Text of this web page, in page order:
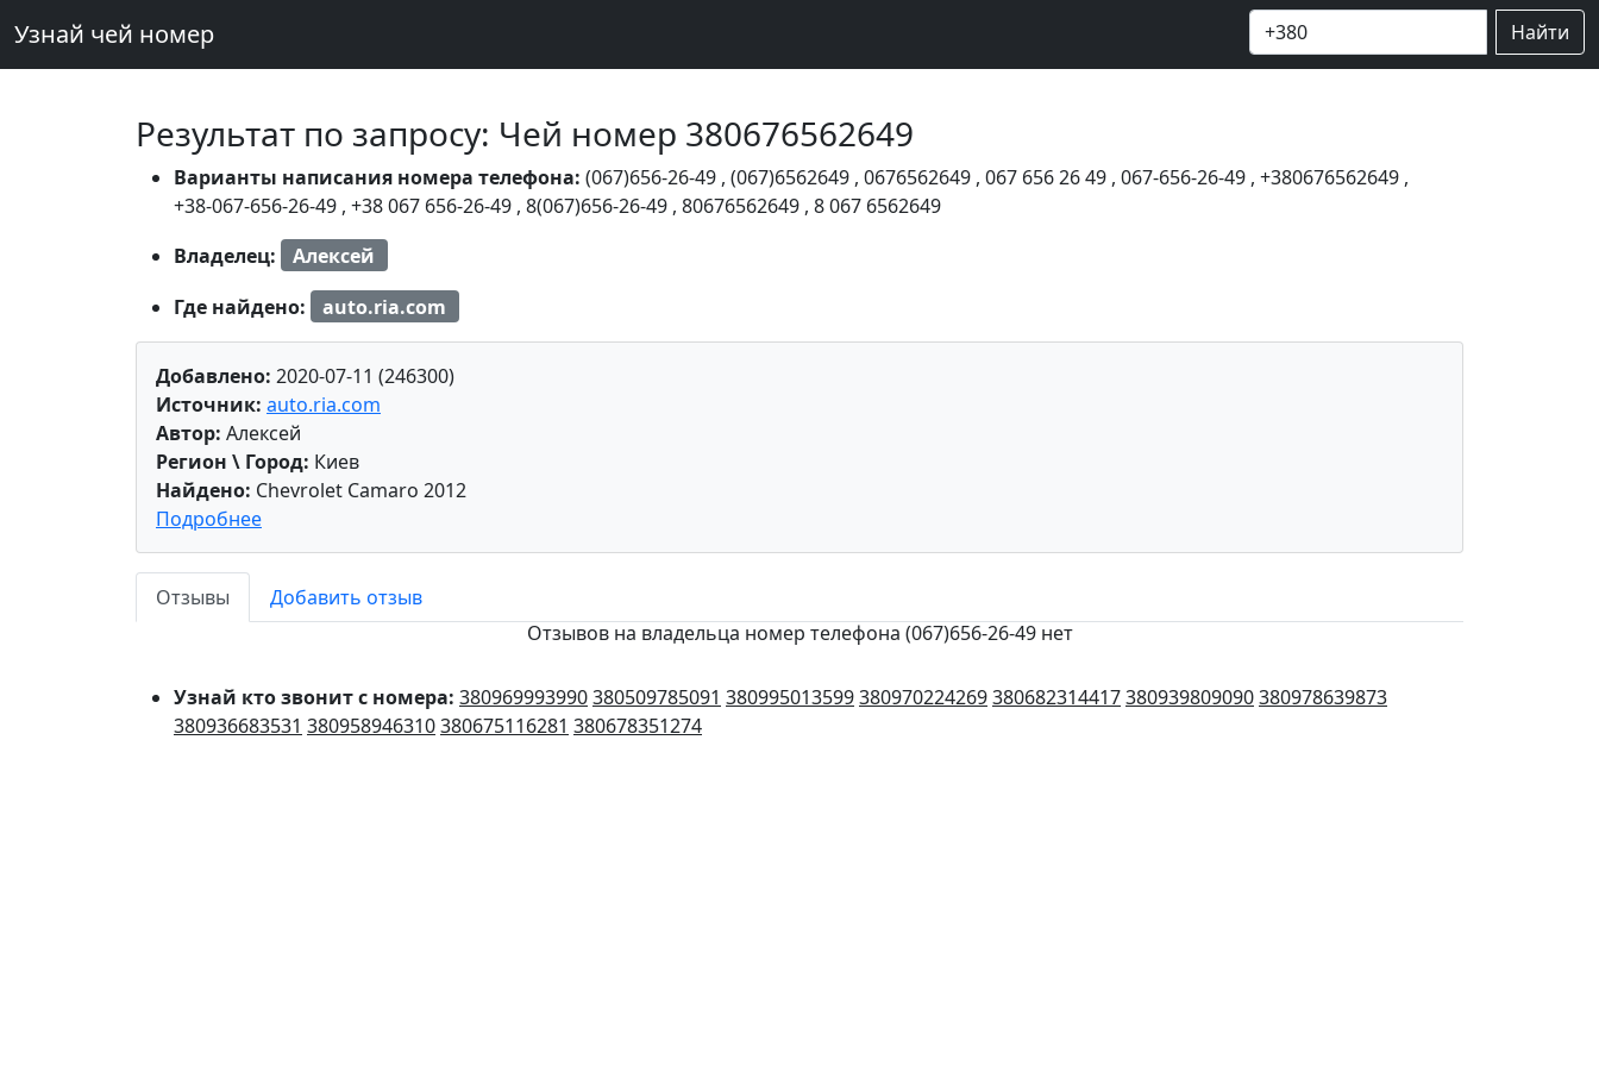
Узнай чей номер Найти
Результат по запросу: Чей номер 380676562649
Варианты написания номера телефона: (067)656-26-49 , (067)6562649 , 0676562649 , 067 656 26 49 , 067-656-26-49 , +380676562649 ,
+38-067-656-26-49 , +38 067 656-26-49 , 8(067)656-26-49 , 80676562649 , 8 067 6562649
Владелец:
Алексей
Где найдено:
auto.ria.com
Добавлено: 2020-07-11 (246300)
Источник: auto.ria.com
Автор: Алексей
Регион \ Город: Киев
Найдено: Chevrolet Camaro 2012
Подробнее
Отзывы
Добавить отзыв
Отзывов на владельца номер телефона (067)656-26-49 нет
Узнай кто звонит с номера: 380969993990380509785091 380995013599380970224269380682314417380939809090380978639873
380936683531 380958946310380675116281 380678351274